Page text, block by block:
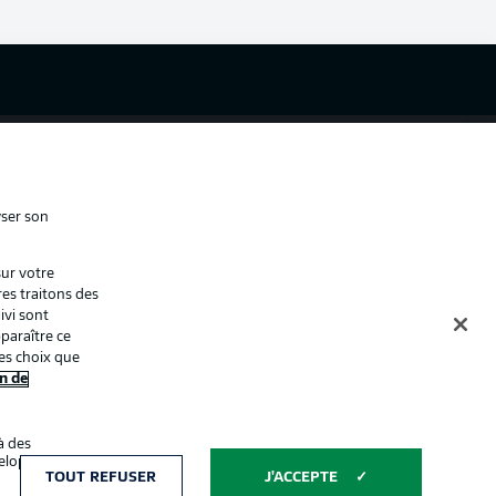
Affichage
son
votre
traitons des
sont
ce
choix que
de
des
de
J'ACCEPTE
TOUT REFUSER